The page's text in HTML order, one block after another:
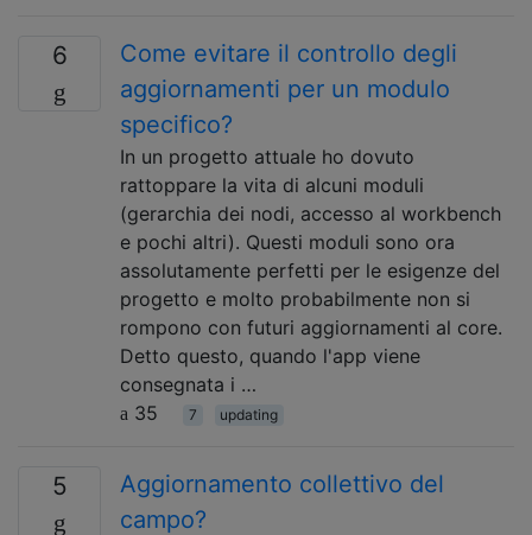
6
Come evitare il controllo degli
aggiornamenti per un modulo
specifico?
In un progetto attuale ho dovuto
rattoppare la vita di alcuni moduli
(gerarchia dei nodi, accesso al workbench
e pochi altri). Questi moduli sono ora
assolutamente perfetti per le esigenze del
progetto e molto probabilmente non si
rompono con futuri aggiornamenti al core.
Detto questo, quando l'app viene
consegnata i …
35
7 updating
5
Aggiornamento collettivo del
campo?